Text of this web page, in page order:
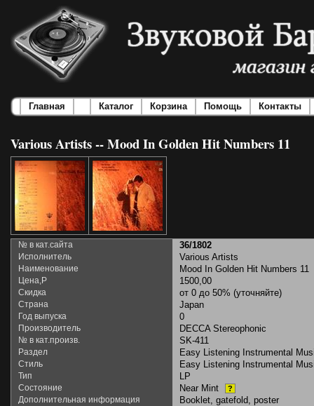
Главная Каталог Корзина Помощь Контакты
Various Artists -- Mood In Golden Hit Numbers 11
№ в кат.сайта 36/1802
Исполнитель Various Artists
Наименование Mood In Golden Hit Numbers 11
Цена,Р 1500,00
Скидка от 0 до 50% (уточняйте)
Страна Japan
Год выпуска 0
Производитель DECCA Stereophonic
№ в кат.произв. SK-411
Раздел Easy Listening Instrumental
Стиль Easy Listening Instrumental
Тип LP
Состояние Near Mint ?
Дополнительная информация Booklet, gatefold, poster